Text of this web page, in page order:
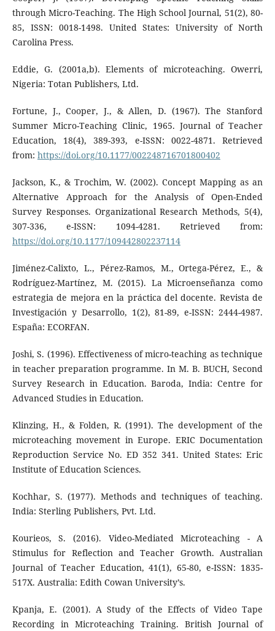
through Micro-Teaching. The High School Journal, 51(2), 80-
85, ISSN: 0018-1498. United States: University of North
Carolina Press.
Eddie, G. (2001a,b). Elements of microteaching. Owerri,
Nigeria: Totan Publishers, Ltd.
Fortune, J., Cooper, J., & Allen, D. (1967). The Stanford
Summer Micro-Teaching Clinic, 1965. Journal of Teacher
Education, 18(4), 389-393, e-ISSN: 0022-4871. Retrieved
from: https://doi.org/10.1177/002248716701800402
Jackson, K., & Trochim, W. (2002). Concept Mapping as an
Alternative Approach for the Analysis of Open-Ended
Survey Responses. Organizational Research Methods, 5(4),
307-336, e-ISSN: 1094-4281. Retrieved from:
https://doi.org/10.1177/109442802237114
Jiménez-Calixto, L., Pérez-Ramos, M., Ortega-Pérez, E., &
Rodríguez-Martínez, M. (2015). La Microenseñanza como
estrategia de mejora en la práctica del docente. Revista de
Investigación y Desarrollo, 1(2), 81-89, e-ISSN: 2444-4987.
España: ECORFAN.
Joshi, S. (1996). Effectiveness of micro-teaching as technique
in teacher preparation programme. In M. B. BUCH, Second
Survey Research in Education. Baroda, India: Centre for
Advanced Studies in Education.
Klinzing, H., & Folden, R. (1991). The development of the
microteaching movement in Europe. ERIC Documentation
Reproduction Service No. ED 352 341. United States: Eric
Institute of Education Sciences.
Kochhar, S. (1977). Methods and techniques of teaching.
India: Sterling Publishers, Pvt. Ltd.
Kourieos, S. (2016). Video-Mediated Microteaching - A
Stimulus for Reflection and Teacher Growth. Australian
Journal of Teacher Education, 41(1), 65-80, e-ISSN: 1835-
517X. Australia: Edith Cowan University’s.
Kpanja, E. (2001). A Study of the Effects of Video Tape
Recording in Microteaching Training. British Journal of